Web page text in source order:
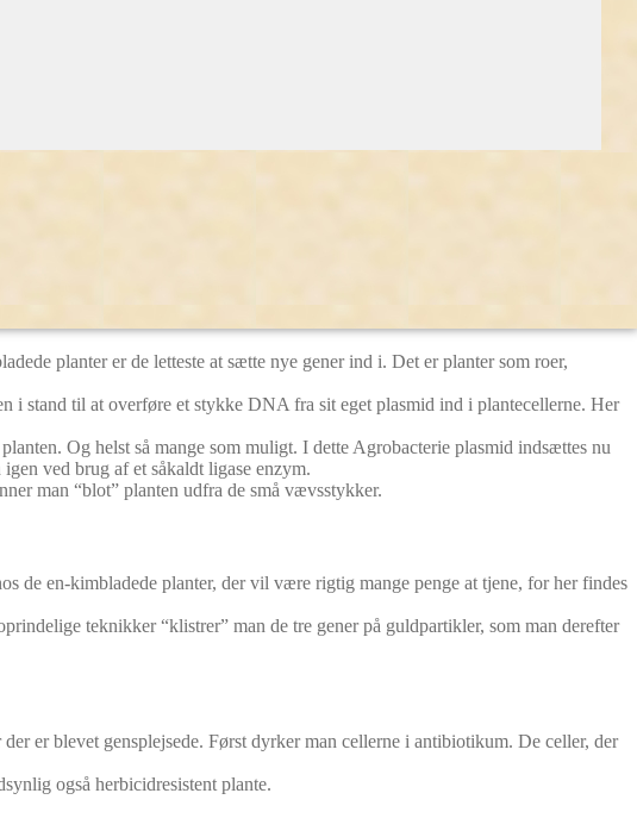
planten. Planten optager det nye gen, som var det dens eget, og bliver dermed
Den resistens har man f.eks. fundet i petunia.
fra en bakterie. Og som den anden markør kan man eksempelvis vælge en
GUS-genet farves blå og kan dermed skelnes fra de øvrige celler i
planter er de letteste at sætte nye gener ind i. Det er planter som roer,
i stand til at overføre et stykke DNA fra sit eget plasmid ind i plantecellerne. Her
Og helst så mange som muligt. I dette Agrobacterie plasmid indsættes nu
ved brug af et såkaldt ligase enzym.
man “blot” planten udfra de små vævsstykker.
de en-kimbladede planter, der vil være rigtig mange penge at tjene, for her findes
teknikker “klistrer” man de tre gener på guldpartikler, som man derefter
er blevet gensplejsede. Først dyrker man cellerne i antibiotikum. De celler, der
også herbicidresistent plante.